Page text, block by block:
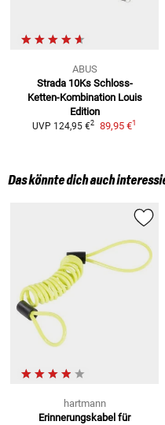
ABUS
Strada 10Ks Schloss-
Ketten-Kombination Louis
Edition
UVP 124,95 €2 89,95 €1
Das könnte dich auch
hartmann
Erinnerungskabel für